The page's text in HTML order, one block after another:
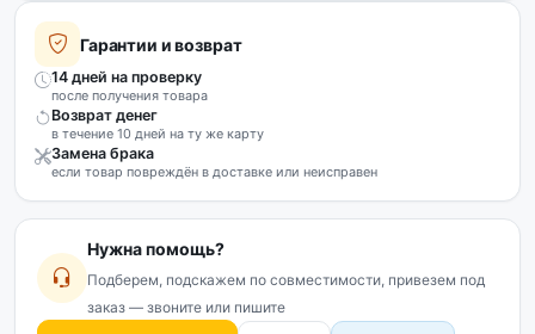
Гарантии и возврат
14 дней на проверку
после получения товара
Возврат денег
в течение 10 дней на ту же карту
Замена брака
если товар повреждён в доставке или неисправен
Нужна помощь?
Подберем, подскажем по совместимости, привезем под
заказ — звоните или пишите